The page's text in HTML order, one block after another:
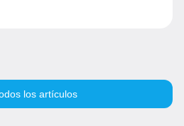
los artículos